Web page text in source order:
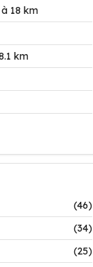
18 km
km
(46)
(34)
(25)